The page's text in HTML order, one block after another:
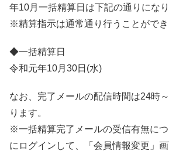
年10月一括精算日は下記の通りになり
※精算指示は通常通り行うことができ
◆一括精算日
令和元年10月30日(水)
なお、完了メールの配信時間は24時
ります。
※一括精算完了メールの受信有無に
にログインして、「会員情報変更」画